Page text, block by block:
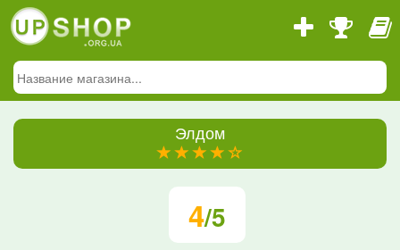
Элдом
(*)(*) (*) (*) (
)
4/5